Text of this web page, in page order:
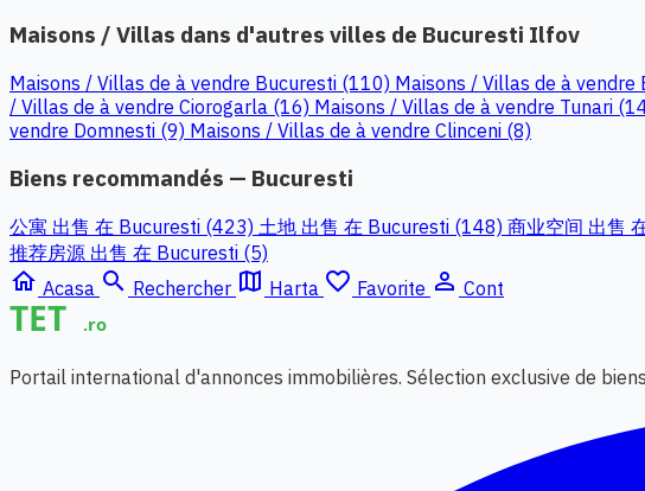
Maisons / Villas dans d'autres villes de Bucuresti Ilfov
Maisons / Villas de à vendre Bucuresti (110) Maisons / Villas de à vendre
/ Villas de à vendre Ciorogarla (16) Maisons / Villas de à vendre Tunari
vendre Domnesti (9) Maisons / Villas de à vendre Clinceni (8)
Biens recommandés — Bucuresti
公寓 出售 在 Bucuresti (423) 土地 出售 在 Bucuresti (148) 商业空间 出售
推荐房源 出售 在 Bucuresti (5)
home Acasa search Rechercher map Harta favorite_border Favorite person_outline Cont
Portail international d'annonces immobilières. Sélection exclusive de